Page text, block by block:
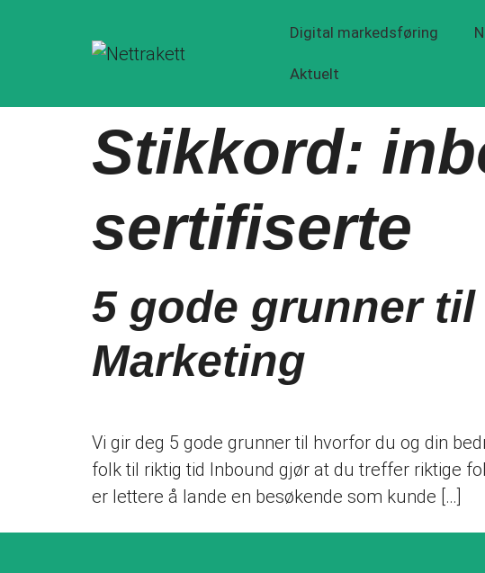
Digital markedsføring
Aktuelt
Stikkord:
sertifiserte
5 gode grunner
Marketing
Vi gir deg 5 gode grunner til hvorfor du og din
folk til riktig tid Inbound gjør at du treffer riktige
er lettere å lande en besøkende som kunde […]